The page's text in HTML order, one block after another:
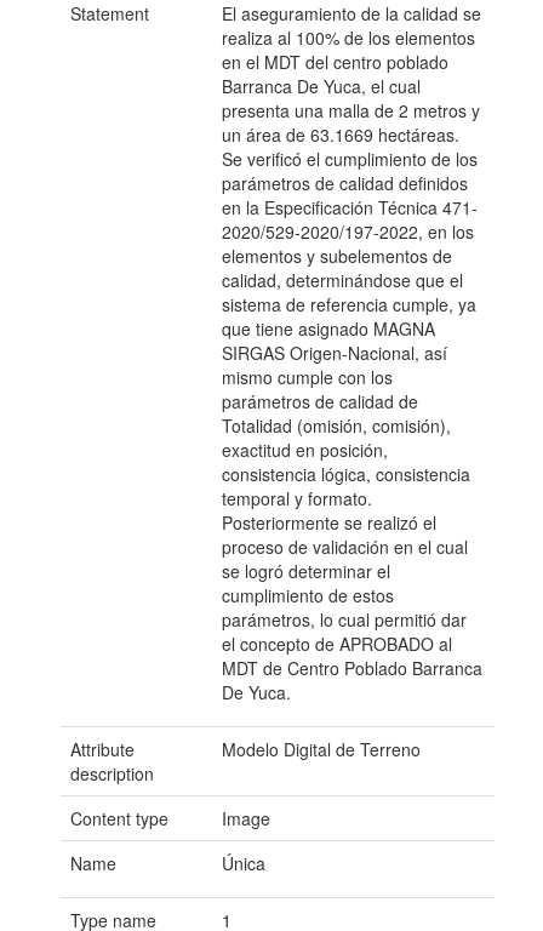
Statement
El aseguramiento de la calidad se
realiza al 100% de los elementos
en el MDT del centro poblado
Barranca De Yuca, el cual
presenta una malla de 2 metros y
un área de 63.1669 hectáreas.
Se verificó el cumplimiento de los
parámetros de calidad definidos
en la Especificación Técnica 471-
2020/529-2020/197-2022, en los
elementos y subelementos de
calidad, determinándose que el
sistema de referencia cumple, ya
que tiene asignado MAGNA
SIRGAS Origen-Nacional, así
mismo cumple con los
parámetros de calidad de
Totalidad (omisión, comisión),
exactitud en posición,
consistencia lógica, consistencia
temporal y formato.
Posteriormente se realizó el
proceso de validación en el cual
se logró determinar el
cumplimiento de estos
parámetros, lo cual permitió dar
el concepto de APROBADO al
MDT de Centro Poblado Barranca
De Yuca.
Attribute
description
Modelo Digital de Terreno
Content type
Image
Name
Única
Type name 1